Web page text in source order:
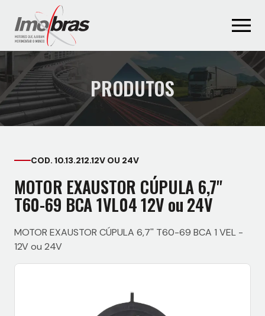
PRODUTOS
COD. 10.13.212.12V OU 24V
MOTOR EXAUSTOR CÚPULA 6,7''
T60-69 BCA 1VL04 12V ou 24V
MOTOR EXAUSTOR CÚPULA 6,7'' T60-69 BCA 1 VEL -
12V ou 24V